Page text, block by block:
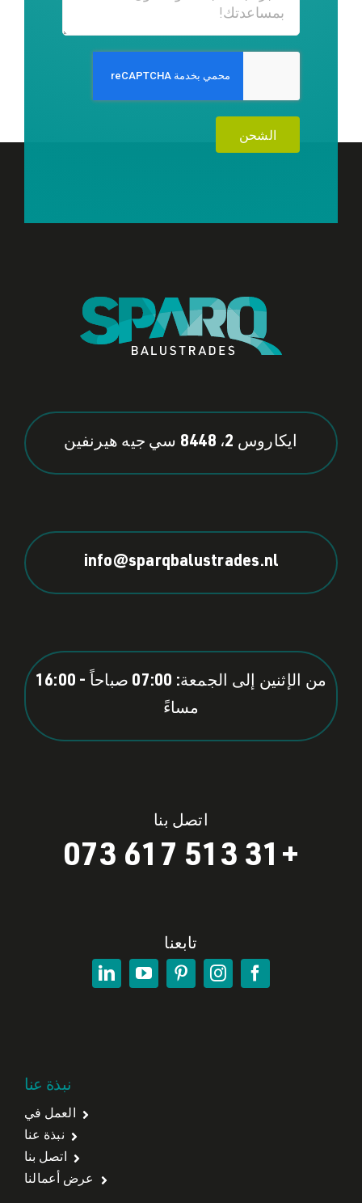
الشحن
ايكاروس 2، 8448 سي جيه هيرنفين
info@sparqbalustrades.nl
من الإثنين إلى الجمعة: 07:00 صباحاً - 16:00
مساءً
اتصل بنا
+31 513 617 073
تابعنا
نبذة عنا
العمل في
نبذة عنا
اتصل بنا
عرض أعمالنا